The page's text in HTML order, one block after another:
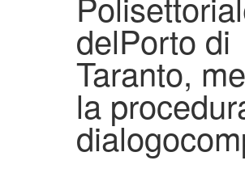
delPorto di
Taranto,
la